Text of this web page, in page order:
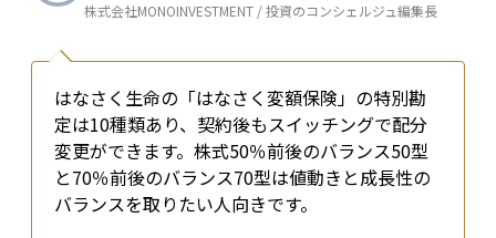
株式会社MONOINVESTMENT / 投資のコンシェルジュ編集長
はなさく生命の「はなさく変額保険」の特別勘
定は10種類あり、契約後もスイッチングで配分
変更ができます。株式50％前後のバランス50型
と70％前後のバランス70型は値動きと成長性の
バランスを取りたい人向きです。